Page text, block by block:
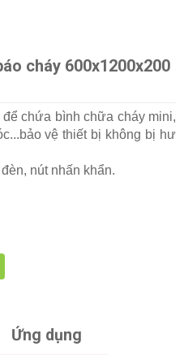
cháy 600x1200x200
chứa bình chữa cháy mini,
vệ thiết bị không bị hư
nút nhấn khẩn.
Ứng dụng